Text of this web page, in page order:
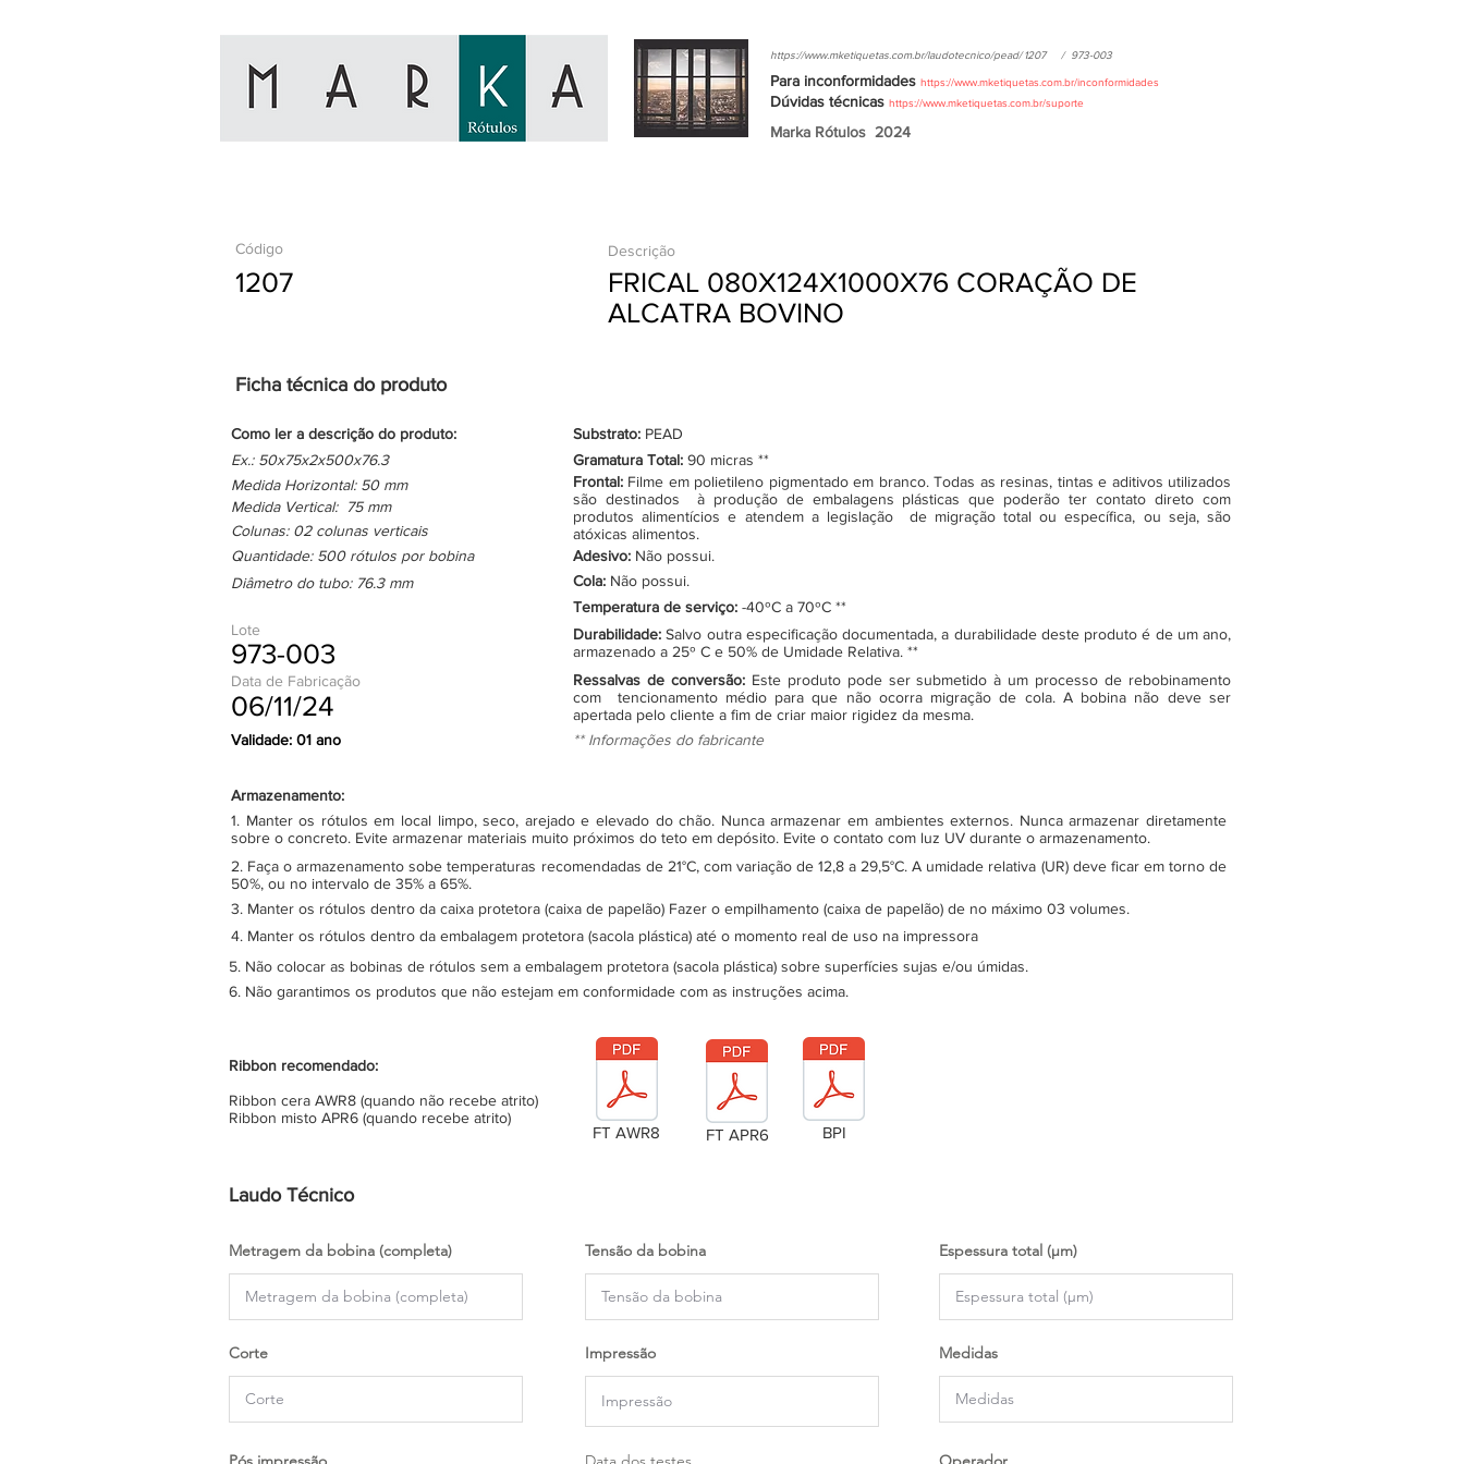
https://www.mketiquetas.com.br/laudotecnico/pead/ 1207 / 973-003
Para inconformidades https://www.mketiquetas.com.br/inconformidades
Dúvidas técnicas https://www.mketiquetas.com.br/suporte
Marka Rótulos 2024
Código
1207
Descrição
FRICAL 080X124X1000X76 CORAÇÃO DE
ALCATRA BOVINO
Ficha técnica do produto
Como ler a descrição do produto: Substrato: PEAD
Ex.: 50x75x2x500x76.3
Medida Horizontal: 50 mm
Medida Vertical: 75 mm
Colunas: 02 colunas verticais
Quantidade: 500 rótulos por bobina
Gramatura Total: 90 micras **
Frontal: Filme em polietileno pigmentado em branco. Todas as resinas, tintas e aditivos utilizados
são destinados à produção de embalagens plásticas que poderão ter contato direto com
produtos alimentícios e atendem a legislação de migração total ou específica, ou seja, são
atóxicas alimentos.
Adesivo: Não possui.
Diâmetro do tubo: 76.3 mm
Cola: Não possui.
Temperatura de serviço: -40ºC a 70ºC **
Lote
973-003
Data de Fabricação
06/11/24
Durabilidade:Salvo outra especificação documentada, a durabilidade deste produto é de um ano,
armazenado a 25º C e 50% de Umidade Relativa. **
Ressalvas de conversão: Este produto pode ser submetido à um processo de rebobinamento
com tencionamento médio para que não ocorra migração de cola. A bobina não deve ser
apertada pelo cliente a fim de criar maior rigidez da mesma.
Validade: 01 ano
** Informações do fabricante
Armazenamento:
1. Manter os rótulos em local limpo, seco, arejado e elevado do chão. Nunca armazenar em ambientes externos. Nunca armazenar diretamente
sobre o concreto. Evite armazenar materiais muito próximos do teto em depósito. Evite o contato com luz UV durante o armazenamento.
2. Faça o armazenamento sobe temperaturas recomendadas de 21°C, com variação de 12,8 a 29,5°C. A umidade relativa (UR) deve ficar em torno de
50%, ou no intervalo de 35% a 65%.
3. Manter os rótulos dentro da caixa protetora (caixa de papelão) Fazer o empilhamento (caixa de papelão) de no máximo 03 volumes.
4. Manter os rótulos dentro da embalagem protetora (sacola plástica) até o momento real de uso na impressora
5. Não colocar as bobinas de rótulos sem a embalagem protetora (sacola plástica) sobre superfícies sujas e/ou úmidas.
6. Não garantimos os produtos que não estejam em conformidade com as instruções acima.
Ribbon recomendado:
Ribbon cera AWR8 (quando não recebe atrito)
Ribbon misto APR6 (quando recebe atrito)
FT AWR8 FT APR6 BPI
Laudo Técnico
Metragem da bobina (completa)
Corte
Tensão da bobina
Impressão
Espessura total (µm)
Medidas